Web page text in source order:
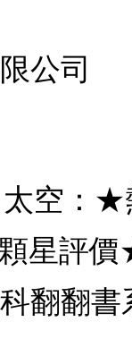
公司
空：
星評
翻翻書